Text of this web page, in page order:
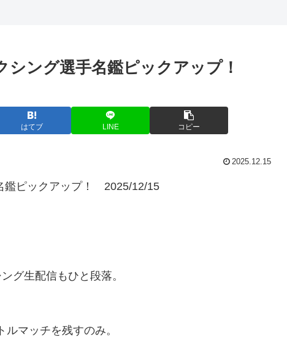
ング選手名鑑ピックアップ！
はてブ LINE コピー
2025.12.15
鑑ピックアップ！ 2025/12/15
グ生配信もひと段落。
ルマッチを残すのみ。